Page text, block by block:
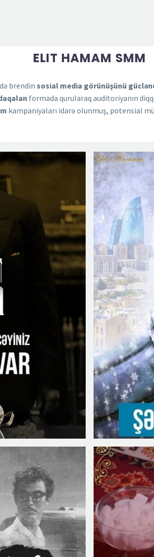
ELIT HAMAM SMM
brendin sosial media görünüşünü
formada qurularaq auditoriyanın
kampaniyaları idarə olunmuş, potensial